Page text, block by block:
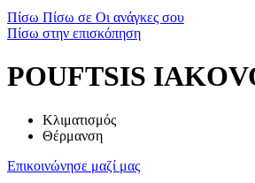
Πίσω Πίσω σε Οι ανάγκες σου
Πίσω στην επισκόπηση
POUFTSIS
Κλιματισμός
Θέρμανση
Επικοινώνησε μαζί μας